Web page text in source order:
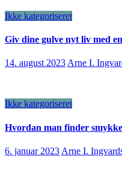
Ikke kategoriseret
Giv dine gulve nyt liv med
14. august 2023 Arne I.
Ikke kategoriseret
Hvordan man finder
6. januar 2023 Arne I.